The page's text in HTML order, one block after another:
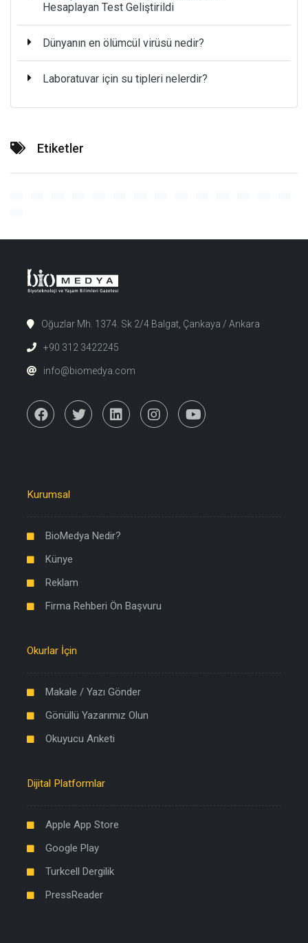
Hesaplayan Test Geliştirildi
Dünyanın en ölümcül virüsü nedir?
Laboratuvar için su tipleri nelerdir?
Etiketler
Oğuzlar Mh. 1374. Sk 2/4 Balgat, Çankaya / Ankara
+90 312 3422245
info@biomedya.com
Kurumsal
BioMedya Nedir?
Künye
Reklam
Firma Rehberi Ön Başvuru
Okurlar İçin
Makale / Yazı Gönder
Gönüllü Yazarımız Olun
Okuyucu Anketi
Dijital Platformlar
Apple App Store
Google Play
Turkcell Dergilik
PressReader